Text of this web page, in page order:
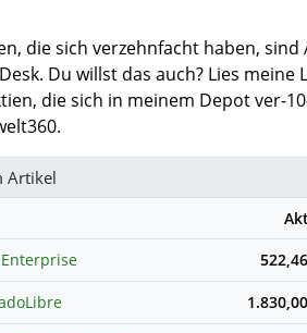
die sich verzehnfacht haben,
Du willst das auch? Lies
die sich in meinem Depot ver-
Artikel
522,46
1.830,00